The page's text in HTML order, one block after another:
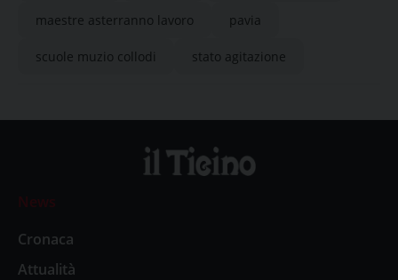
maestre asterranno lavoro pavia
scuole muzio collodi stato agitazione
News
Cronaca
Attualità